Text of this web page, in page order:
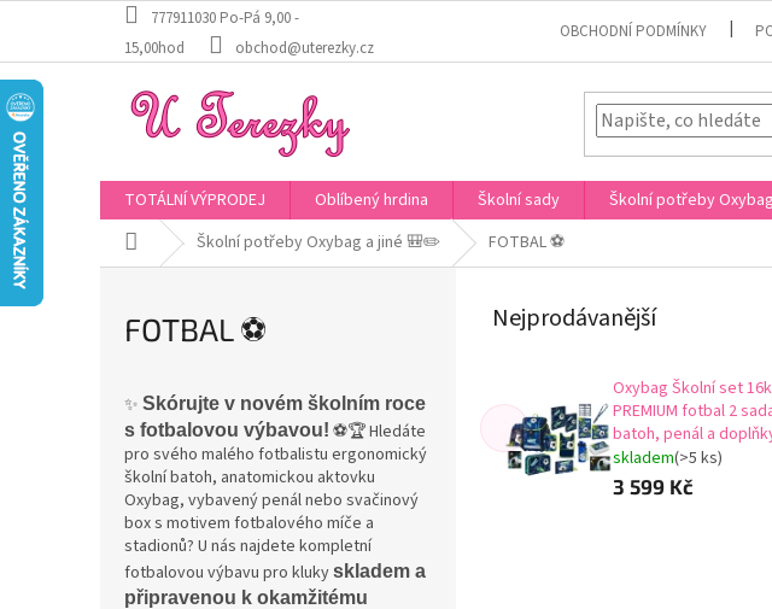
obsah
777911030 Po-Pá 9,00 -
15,00hod
obchod@uterezky.cz
OBCHODNÍ PODMÍNKY
TOTÁLNÍ VÝPRODEJ Oblíbený hrdina Školní sady Školní potřeby
Domů Školní potřeby Oxybag a jiné 🎒✏️ FOTBAL ⚽
FOTBAL ⚽
✨ Skórujte v novém školním roce
s fotbalovou výbavou! ⚽🏆 Hledáte
pro svého malého fotbalistu ergonomický
školní batoh, anatomickou aktovku
Oxybag, vybavený penál nebo svačinový
box s motivem fotbalového míče a
stadionů? U nás najdete kompletní
fotbalovou výbavu pro klukyskladem a
připravenou k okamžitému
Nejprodávanější
Oxybag Školní set
PREMIUM fotbal 2
batoh, penál a
98926/016
skladem(>5 ks)
3 599 Kč